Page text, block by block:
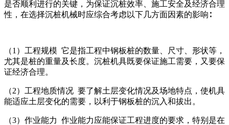
是否顺利进行的关键，为保证沉桩效率、施工安全及经济合理
性，在选择沉桩机械时应综合考虑以下几方面因素的影响∶
（1）工程规模 它是指工程中钢板桩的数量、尺寸、形状等，
尤其是桩的重量及长度。沉桩机具既要保证施工需要，又要保
证经济合理。
（2）工程地质情况 要了解土层变化情况及场地特点，使机具
能适应土层变化的需要，以利于钢板桩的沉入和拔出。
（3）作业能力 作业能力应能保证工程进度的要求，特别是在